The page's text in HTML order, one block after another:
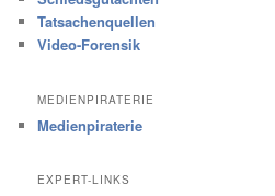
Tatsachenquellen
Video-Forensik
MEDIENPIRATERIE
Medienpiraterie
EXPERT-LINKS